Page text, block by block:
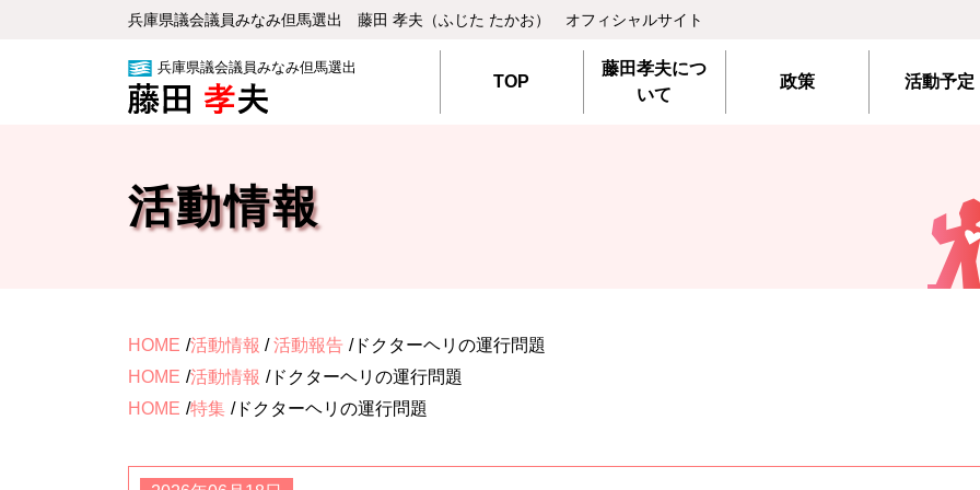
兵庫県議会議員みなみ但⾺選出 藤⽥ 孝夫（ふじた たかお） オフィシャルサイト
兵庫県議会議員みなみ但馬選出
TOP
藤田孝夫につ
いて
政策 活動予定
活動情報
HOME 活動情報 /活動報告 ドクターヘリの運行問題
HOME 活動情報
ドクターヘリの運行問題
HOME 特集 ドクターヘリの運行問題